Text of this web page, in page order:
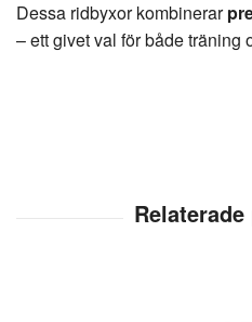
Dessa ridbyxor kombinerar
– ett givet val för både träning